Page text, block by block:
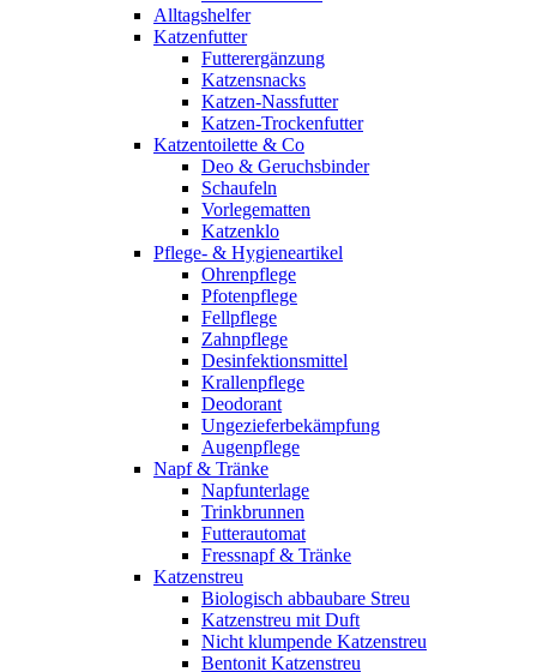
Alltagshelfer
Katzenfutter
Futterergänzung
Katzensnacks
Katzen-Nassfutter
Katzen-Trockenfutter
Katzentoilette & Co
Deo & Geruchsbinder
Schaufeln
Vorlegematten
Katzenklo
Pflege- & Hygieneartikel
Ohrenpflege
Pfotenpflege
Fellpflege
Zahnpflege
Desinfektionsmittel
Krallenpflege
Deodorant
Ungezieferbekämpfung
Augenpflege
Napf & Tränke
Napfunterlage
Trinkbrunnen
Futterautomat
Fressnapf & Tränke
Katzenstreu
Biologisch abbaubare Streu
Katzenstreu mit Duft
Nicht klumpende Katzenstreu
Bentonit Katzenstreu